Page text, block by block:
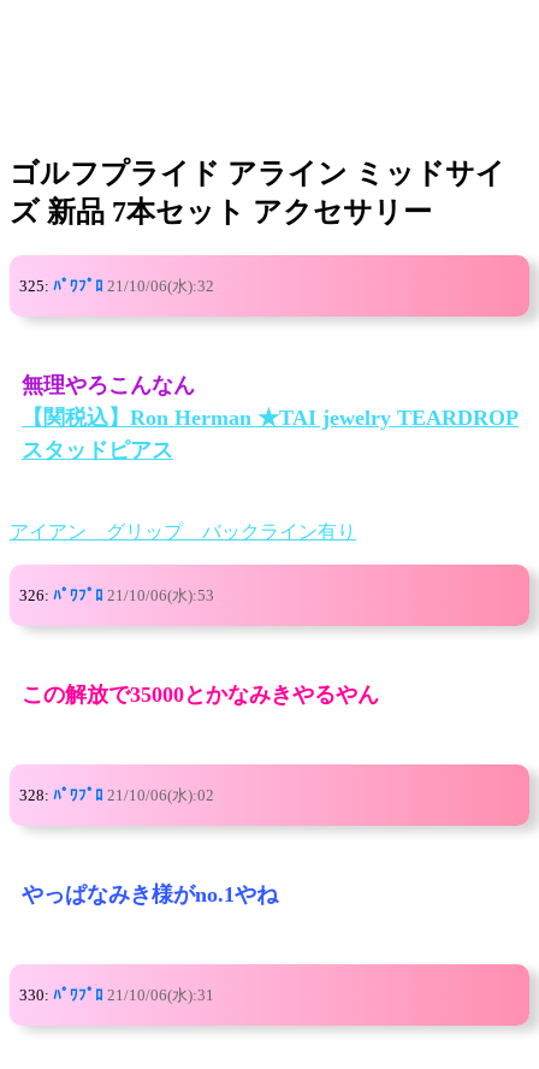
ゴルフプライド アライン ミッドサイ
ズ 新品 7本セット アクセサリー
325: ﾊﾟﾜﾌﾟﾛ 21/10/06(水):32
無理やろこんなん
【関税込】Ron Herman ★TAI jewelry TEARDROP
スタッドピアス
アイアン グリップ バックライン有り
326: ﾊﾟﾜﾌﾟﾛ 21/10/06(水):53
この解放で35000とかなみきやるやん
328: ﾊﾟﾜﾌﾟﾛ 21/10/06(水):02
やっぱなみき様がno.1やね
330: ﾊﾟﾜﾌﾟﾛ 21/10/06(水):31